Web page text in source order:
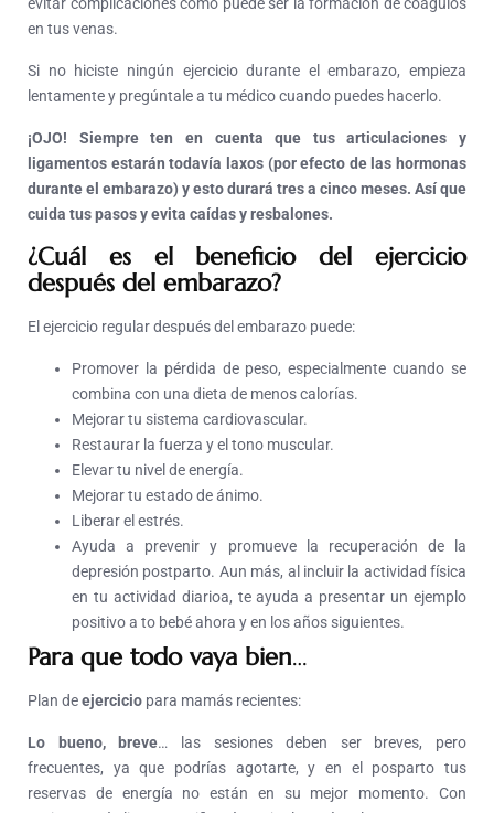
evitar complicaciones como puede ser la formación de coágulos
en tus venas.
Si no hiciste ningún ejercicio durante el embarazo, empieza
lentamente y pregúntale a tu médico cuando puedes hacerlo.
¡OJO! Siempre ten en cuenta que tus articulaciones y
ligamentos estarán todavía laxos (por efecto de las hormonas
durante el embarazo) y esto durará tres a cinco meses. Así que
cuida tus pasos y evita caídas y resbalones.
¿Cuál es el beneficio del ejercicio
después del embarazo?
El ejercicio regular después del embarazo puede:
Promover la pérdida de peso, especialmente cuando se
combina con una dieta de menos calorías.
Mejorar tu sistema cardiovascular.
Restaurar la fuerza y el tono muscular.
Elevar tu nivel de energía.
Mejorar tu estado de ánimo.
Liberar el estrés.
Ayuda a prevenir y promueve la recuperación de la
depresión postparto. Aun más, al incluir la actividad física
en tu actividad diarioa, te ayuda a presentar un ejemplo
positivo a to bebé ahora y en los años siguientes.
Para que todo vaya bien…
Plan deejercicio para mamás recientes:
Lo bueno, breve… las sesiones deben ser breves, pero
frecuentes, ya que podrías agotarte, y en el posparto tus
reservas de energía no están en su mejor momento. Con